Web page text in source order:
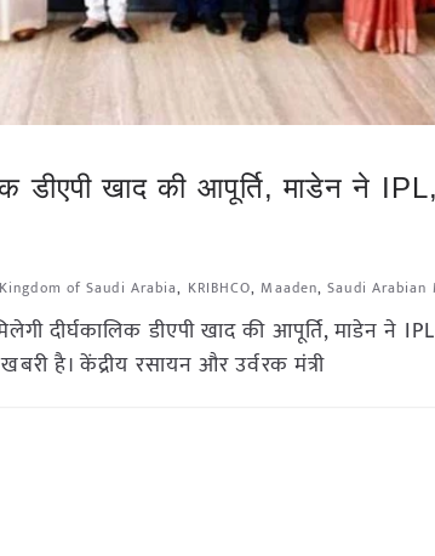
डीएपी खाद की आपूर्ति, माडेन ने
Kingdom of Saudi Arabia, KRIBHCO,Maaden,Saudi Arabian
दीर्घकालिक डीएपी खाद की आपूर्ति, माडेन ने
है। केंद्रीय रसायन और उर्वरक मंत्री